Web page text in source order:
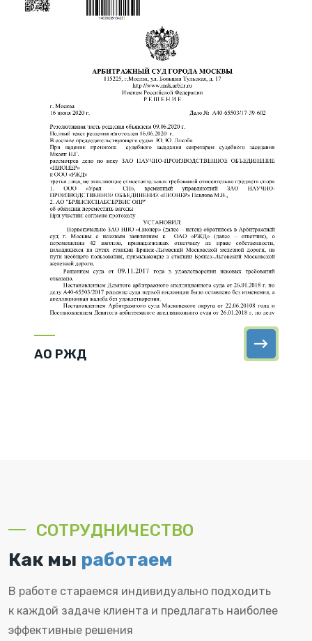
АО РЖД
СОТРУДНИЧЕСТВО
Как мы работаем
В работе стараемся индивидуально подходить
к каждой задаче клиента и предлагать наиболее
эффективные решения